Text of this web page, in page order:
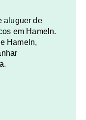
aluguer de
em Hameln.
Hameln,